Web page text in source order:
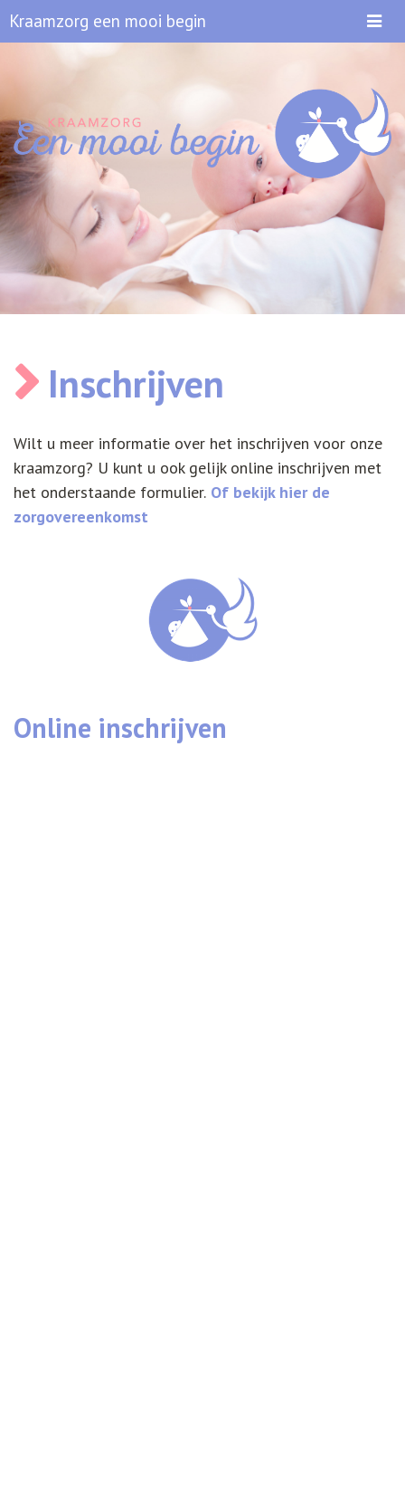
Kraamzorg een mooi begin
Inschrijven
Wilt u meer informatie over het inschrijven voor onze
kraamzorg? U kunt u ook gelijk online inschrijven met
het onderstaande formulier. Of bekijk hier de
zorgovereenkomst
Online inschrijven